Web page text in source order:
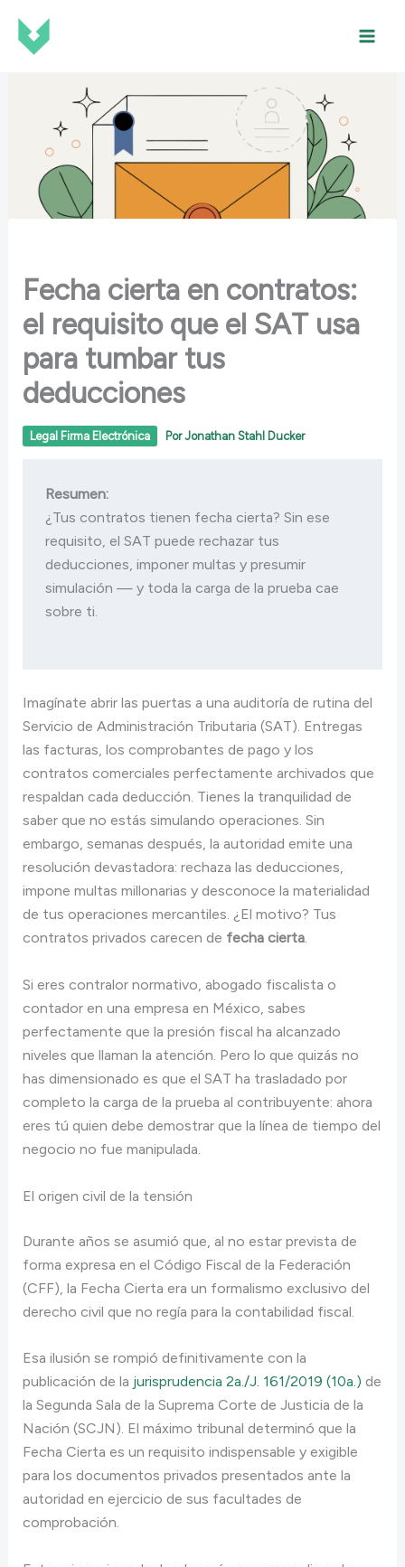
contenido
Fecha cierta en contratos:
el requisito que el SAT usa
para tumbar tus
deducciones
Legal Firma Electrónica PorJonathan Stahl Ducker
Resumen:
¿Tus contratos tienen fecha cierta? Sin ese
requisito, el SAT puede rechazar tus
deducciones, imponer multas y presumir
simulación — y toda la carga de la prueba cae
sobre ti.
Imagínate abrir las puertas a una auditoría de rutina del
Servicio de Administración Tributaria (SAT). Entregas
las facturas, los comprobantes de pago y los
contratos comerciales perfectamente archivados que
respaldan cada deducción. Tienes la tranquilidad de
saber que no estás simulando operaciones. Sin
embargo, semanas después, la autoridad emite una
resolución devastadora: rechaza las deducciones,
impone multas millonarias y desconoce la materialidad
de tus operaciones mercantiles. ¿El motivo? Tus
contratos privados carecen de fecha cierta.
Si eres contralor normativo, abogado fiscalista o
contador en una empresa en México, sabes
perfectamente que la presión fiscal ha alcanzado
niveles que llaman la atención. Pero lo que quizás no
has dimensionado es que el SAT ha trasladado por
completo la carga de la prueba al contribuyente: ahora
eres tú quien debe demostrar que la línea de tiempo del
negocio no fue manipulada.
El origen civil de la tensión
Durante años se asumió que, al no estar prevista de
forma expresa en el Código Fiscal de la Federación
(CFF), la Fecha Cierta era un formalismo exclusivo del
derecho civil que no regía para la contabilidad fiscal.
Esa ilusión se rompió definitivamente con la
publicación de la jurisprudencia 2a./J. 161/2019 (10a.) de
la Segunda Sala de la Suprema Corte de Justicia de la
Nación (SCJN). El máximo tribunal determinó que la
Fecha Cierta es un requisito indispensable y exigible
para los documentos privados presentados ante la
autoridad en ejercicio de sus facultades de
comprobación.